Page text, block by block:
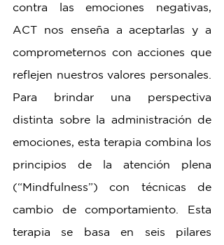
contra las emociones negativas,
ACT nos enseña a aceptarlas y a
comprometernos con acciones que
reflejen nuestros valores personales.
Para brindar una perspectiva
distinta sobre la administración de
emociones, esta terapia combina los
principios de la atención plena
(“Mindfulness”) con técnicas de
cambio de comportamiento. Esta
terapia se basa en seis pilares